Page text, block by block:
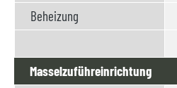
Beheizung
Masselzuführeinrichtung